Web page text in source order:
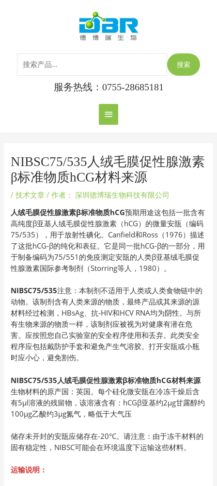
主
菜
单
搜索
服务热线：0755-28685181
NIBSC75/535人绒毛膜促性腺激素
β标准物质hCG材料来源
/技术文章 / 作者： 深圳德博瑞生物科技有限公司
人绒毛膜促性腺激素β标准物质hCG预期用途这包括一批含有
高纯度β亚基人绒毛膜促性腺激素（hCG）的微量安瓿（编码
75/535），用于放射性碘化。Canfield和Ross（1976）描述
了这批hCG-β的纯化和表征。它是同一批hCG-β的一部分，用
于制备编码为75/551的免疫测定安瓿的人类β亚基绒毛膜促
性腺激素国际参考制剂（Storring等人，1980）。
NIBSC75/535注意：本制剂不适用于人类或人类食物链中的
动物。该制剂含有人类来源的物质，最终产品或其来源的源
材料经过检测，HBsAg、抗-HIV和HCV RNA均为阴性。与所
有生物来源的物质一样，该制剂应被视为对健康有潜在危
害。应按照您自己实验室的安全程序使用和丢弃。此类安全
程序应包括戴防护手套和避免产生气溶胶。打开安瓿或小瓶
时应小心，避免割伤。
NIBSC75/535人绒毛膜促性腺激素β标准物质hCG材料来源
生物材料的原产国：英国。每个硅化微安瓿在冷冻干燥后含
有5μl溶液的残留物，该溶液含有：hCGβ亚基约2µg甘露醇约
100µg乙酸约3μg氮气，略低于大气压
储存未开封的安瓿应储存在-20°C。请注意：由于冻干材料的
固有稳定性，NIBSC可能会在环境温度下运输这些材料。
运输说明：